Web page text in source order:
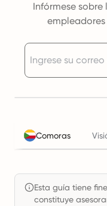
Infórmese
Comoras
Esta guía tiene
constituye